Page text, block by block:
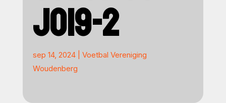
JO19-2
sep 14, 2024| Voetbal Vereniging
Woudenberg